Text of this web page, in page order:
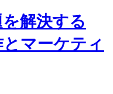
解決する
マーケティ